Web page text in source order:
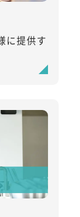
に提供す